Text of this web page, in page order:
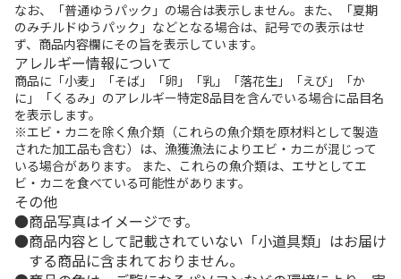
なお、「普通ゆうパック」の場合は表示しません。また、「夏期
のみチルドゆうパック」などとなる場合は、記号での表示はせ
ず、商品内容欄にその旨を表示しています。
アレルギー情報について
商品に「小麦」「そば」「卵」「乳」「落花生」「えび」「か
に」「くるみ」のアレルギー特定8品目を含んでいる場合に品目名
を表示します。
※エビ・カニを除く魚介類（これらの魚介類を原材料として製造
された加工品も含む）は、漁獲漁法によりエビ・カニが混じって
いる場合があります。 また、これらの魚介類は、エサとしてエ
ビ・カニを食べている可能性があります。
その他
商品写真はイメージです。
商品内容として記載されていない「小道具類」はお届け
する商品に含まれておりません。